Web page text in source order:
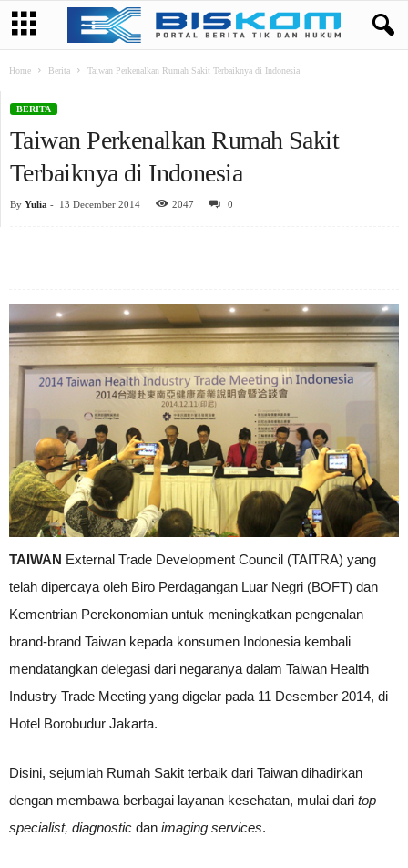
Home Berita Taiwan Perkenalkan Rumah Sakit Terbaiknya di Indonesia
BERITA
Taiwan Perkenalkan Rumah Sakit
Terbaiknya di Indonesia
By Yulia - 13 December 2014 2047 0
TAIWAN External Trade Development Council (TAITRA) yang
telah dipercaya oleh Biro Perdagangan Luar Negri (BOFT) dan
Kementrian Perekonomian untuk meningkatkan pengenalan
brand-brand Taiwan kepada konsumen Indonesia kembali
mendatangkan delegasi dari negaranya dalam Taiwan Health
Industry Trade Meeting yang digelar pada 11 Desember 2014, di
Hotel Borobudur Jakarta.
Disini, sejumlah Rumah Sakit terbaik dari Taiwan dihadirkan
dengan membawa berbagai layanan kesehatan, mulai dari top
specialist, diagnostic dan imaging services.